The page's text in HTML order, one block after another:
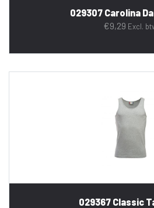
029307 Carolina
€9,29 Excl.
029367 Classic